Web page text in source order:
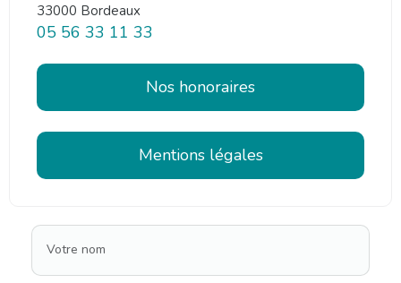
33000 Bordeaux
05 56 33 11 33
Nos honoraires
Mentions légales
Votre nom